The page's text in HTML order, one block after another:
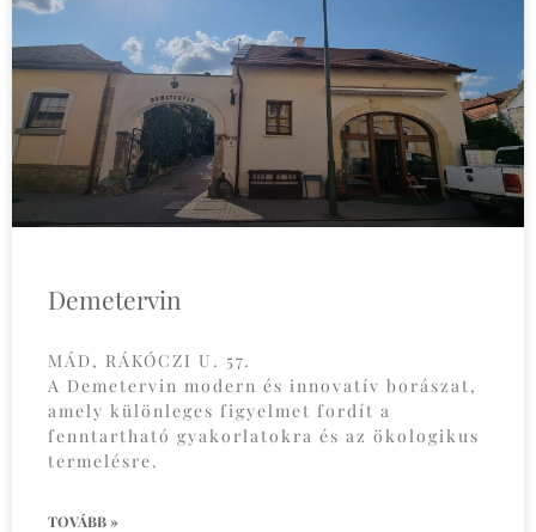
Demetervin
MÁD, RÁKÓCZI U. 57.
A Demetervin modern és innovatív borászat,
amely különleges figyelmet fordít a
fenntartható gyakorlatokra és az ökologikus
termelésre.
TOVÁBB »